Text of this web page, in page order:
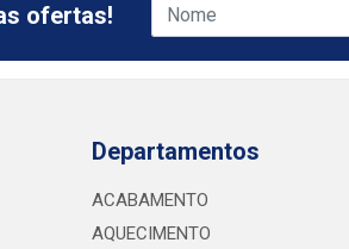
ofertas!
Departamentos
ACABAMENTO
AQUECIMENTO